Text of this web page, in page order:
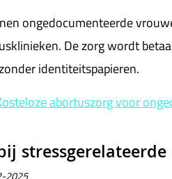
ongedocumenteerde
De zorg wordt
identiteitspapieren.
abortuszorg voor